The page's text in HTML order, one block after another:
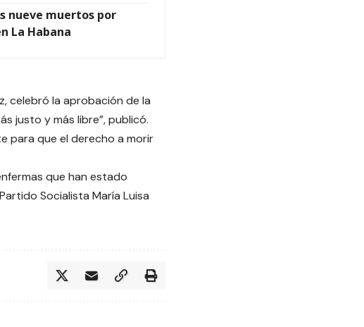
nueve muertos por
La Habana
celebró la aprobación de la
justo y más libre”, publicó.
para que el derecho a morir
que han estado
Socialista María Luisa